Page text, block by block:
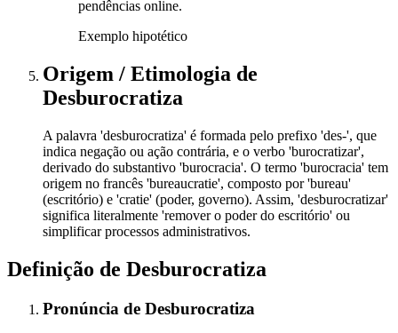
pendências online.
Exemplo hipotético
Origem / Etimologia de
Desburocratiza
A palavra 'desburocratiza' é formada pelo prefixo 'des-', que
indica negação ou ação contrária, e o verbo 'burocratizar',
derivado do substantivo 'burocracia'. O termo 'burocracia' tem
origem no francês 'bureaucratie', composto por 'bureau'
(escritório) e 'cratie' (poder, governo). Assim, 'desburocratizar'
significa literalmente 'remover o poder do escritório' ou
simplificar processos administrativos.
Definição de Desburocratiza
Pronúncia de Desburocratiza